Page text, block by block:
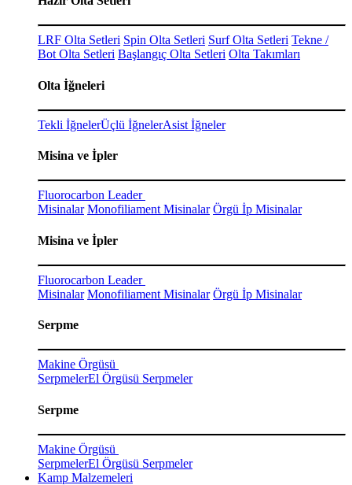
LRF Olta Setleri Spin Olta Setleri Surf Olta Setleri Tekne /
Bot Olta Setleri Başlangıç Olta Setleri Olta Takımları
Olta İğneleri
Tekli İğnelerÜçlü İğnelerAsist İğneler
Misina ve İpler
Fluorocarbon Leader
Misinalar Monofiliament Misinalar Örgü İp Misinalar
Misina ve İpler
Fluorocarbon Leader
Misinalar Monofiliament Misinalar Örgü İp Misinalar
Serpme
Makine Örgüsü
SerpmelerEl Örgüsü Serpmeler
Serpme
Makine Örgüsü
SerpmelerEl Örgüsü Serpmeler
Kamp Malzemeleri